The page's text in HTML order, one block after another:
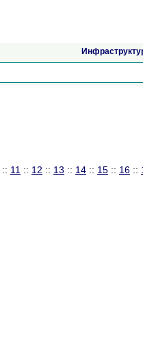
:: 11 :: 12 :: 13 :: 14 :: 15 :: 16 ::